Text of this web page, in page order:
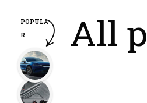
All
POPULA
R